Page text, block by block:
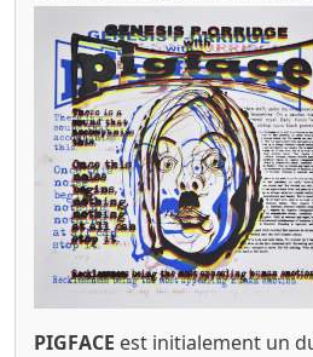
PIGFACE est initialement un